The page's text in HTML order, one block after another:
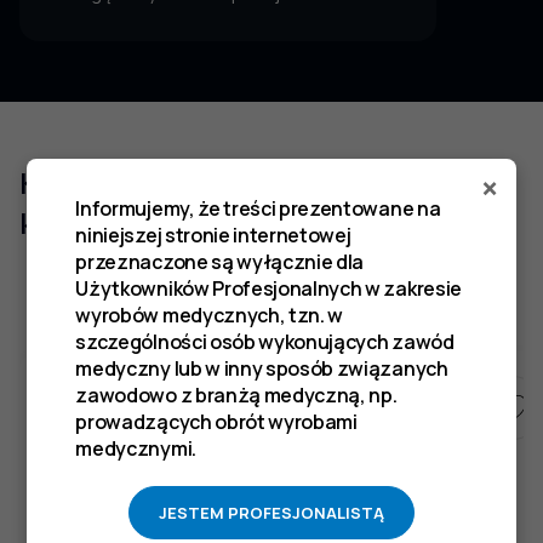
Klienci którzy zakupili ten produkt
kupili również
×
Informujemy, że treści prezentowane na
niniejszej stronie internetowej
przeznaczone są wyłącznie dla
Użytkowników Profesjonalnych w zakresie
wyrobów medycznych, tzn. w
szczególności osób wykonujących zawód
medyczny lub w inny sposób związanych
zawodowo z branżą medyczną, np.
prowadzących obrót wyrobami
medycznymi.
JESTEM PROFESJONALISTĄ